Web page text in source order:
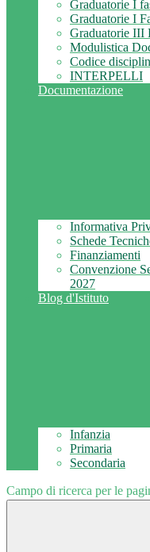
Graduatorie I
Graduatorie I
Graduatorie III
Modulistica
Codice
INTERPELLI
Documentazione
Informativa
Schede
Finanziamenti
Convenzione
2027
Blog d'Istituto
Infanzia
Primaria
Secondaria
Campo di ricerca per le